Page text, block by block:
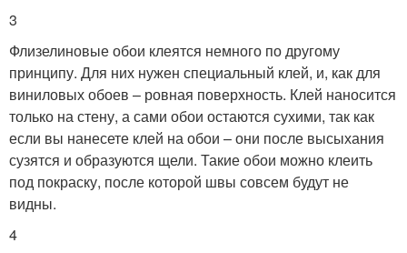
3
Флизелиновые обои клеятся немного по другому
принципу. Для них нужен специальный клей, и, как для
виниловых обоев – ровная поверхность. Клей наносится
только на стену, а сами обои остаются сухими, так как
если вы нанесете клей на обои – они после высыхания
сузятся и образуются щели. Такие обои можно клеить
под покраску, после которой швы совсем будут не
видны.
4